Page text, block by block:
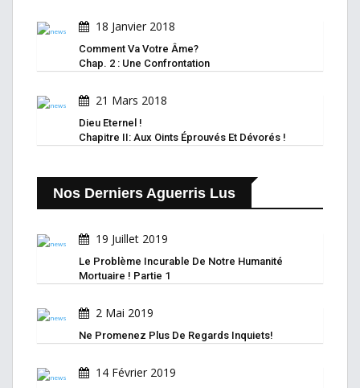
18 Janvier 2018
Comment Va Votre Âme?
Chap. 2 : Une Confrontation
21 Mars 2018
Dieu Eternel !
Chapitre II: Aux Oints Éprouvés Et Dévorés !
Nos Derniers Aguerris Lus
19 Juillet 2019
Le Problème Incurable De Notre Humanité
Mortuaire ! Partie 1
2 Mai 2019
Ne Promenez Plus De Regards Inquiets!
14 Février 2019